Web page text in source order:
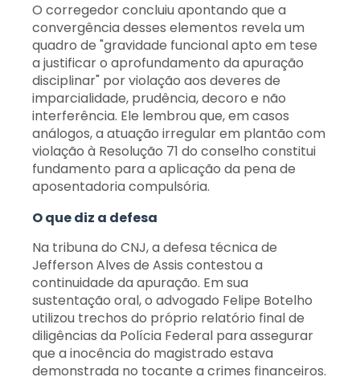
O corregedor concluiu apontando que a
convergência desses elementos revela um
quadro de "gravidade funcional apto em tese
a justificar o aprofundamento da apuração
disciplinar" por violação aos deveres de
imparcialidade, prudência, decoro e não
interferência. Ele lembrou que, em casos
análogos, a atuação irregular em plantão com
violação à Resolução 71 do conselho constitui
fundamento para a aplicação da pena de
aposentadoria compulsória.
O que diz a defesa
Na tribuna do CNJ, a defesa técnica de
Jefferson Alves de Assis contestou a
continuidade da apuração. Em sua
sustentação oral, o advogado Felipe Botelho
utilizou trechos do próprio relatório final de
diligências da Polícia Federal para assegurar
que a inocência do magistrado estava
demonstrada no tocante a crimes financeiros.